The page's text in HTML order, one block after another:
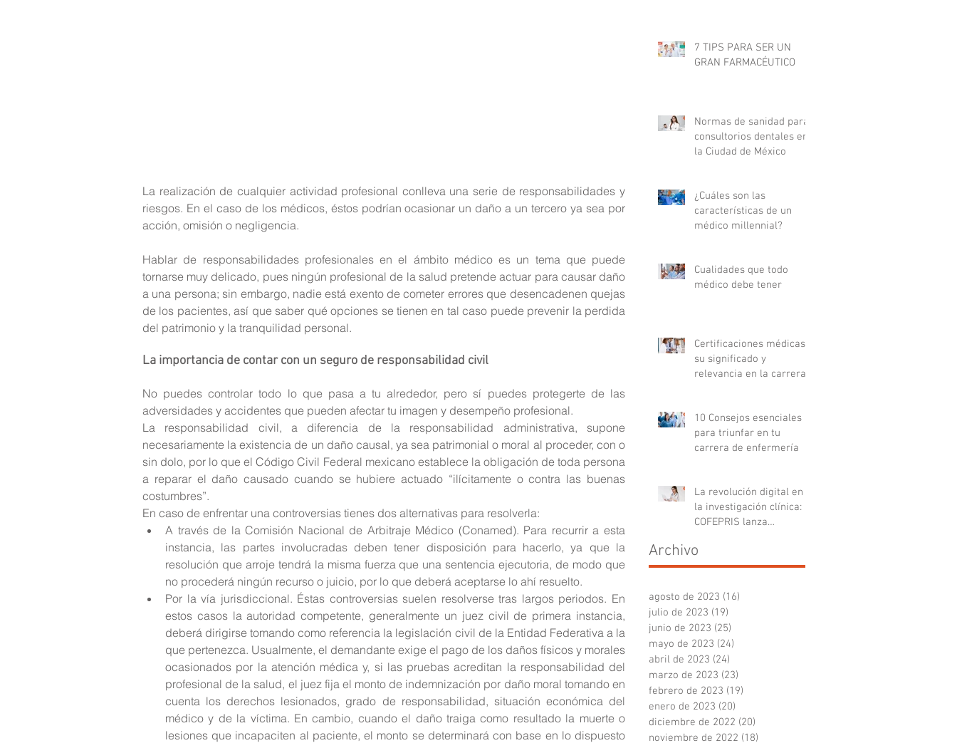
La realización de cualquier actividad profesional conlleva una serie de responsabilidades y
riesgos. En el caso de los médicos, éstos podrían ocasionar un daño a un tercero ya sea por
acción, omisión o negligencia.
Hablar de responsabilidades profesionales en el ámbito médico es un tema que puede
tornarse muy delicado, pues ningún profesional de la salud pretende actuar para causar daño
a una persona; sin embargo, nadie está exento de cometer errores que desencadenen quejas
de los pacientes, así que saber qué opciones se tienen en tal caso puede prevenir la perdida
del patrimonio y la tranquilidad personal.
La importancia de contar con un seguro de responsabilidad civil
No puedes controlar todo lo que pasa a tu alrededor, pero sí puedes protegerte de las
adversidades y accidentes que pueden afectar tu imagen y desempeño profesional.
La responsabilidad civil, a diferencia de la responsabilidad administrativa, supone
necesariamente la existencia de un daño causal, ya sea patrimonial o moral al proceder, con o
sin dolo, por lo que el Código Civil Federal mexicano establece la obligación de toda persona
a reparar el daño causado cuando se hubiere actuado “ilícitamente o contra las buenas
costumbres”.
En caso de enfrentar una controversias tienes dos alternativas para resolverla:
A través de la Comisión Nacional de Arbitraje Médico (Conamed). Para recurrir a esta
instancia, las partes involucradas deben tener disposición para hacerlo, ya que la
resolución que arroje tendrá la misma fuerza que una sentencia ejecutoria, de modo que
no procederá ningún recurso o juicio, por lo que deberá aceptarse lo ahí resuelto.
Por la vía jurisdiccional. Éstas controversias suelen resolverse tras largos periodos. En
estos casos la autoridad competente, generalmente un juez civil de primera instancia,
deberá dirigirse tomando como referencia la legislación civil de la Entidad Federativa a la
que pertenezca. Usualmente, el demandante exige el pago de los daños físicos y morales
ocasionados por la atención médica y, si las pruebas acreditan la responsabilidad del
profesional de la salud, el juez fija el monto de indemnización por daño moral tomando en
cuenta los derechos lesionados, grado de responsabilidad, situación económica del
médico y de la víctima. En cambio, cuando el daño traiga como resultado la muerte o
lesiones que incapaciten al paciente, el monto se determinará con base en lo dispuesto
7 TIPS PARA SER UN
GRAN FARMACÉUTICO
Normas de sanidad para
consultorios dentales en
la Ciudad de México
¿Cuáles son las
características de un
médico millennial?
Cualidades que todo
médico debe tener
Certificaciones médicas:
su significado y
relevancia en la carrera
10 Consejos esenciales
para triunfar en tu
carrera de enfermería
La revolución digital en
la investigación clínica:
COFEPRIS lanza
Archivo
agosto de 2023 (16)
julio de 2023 (19)
junio de 2023 (25)
mayo de 2023 (24)
abril de 2023 (24)
marzo de 2023 (23)
febrero de 2023 (19)
enero de 2023 (20)
diciembre de 2022 (20)
noviembre de 2022 (18)